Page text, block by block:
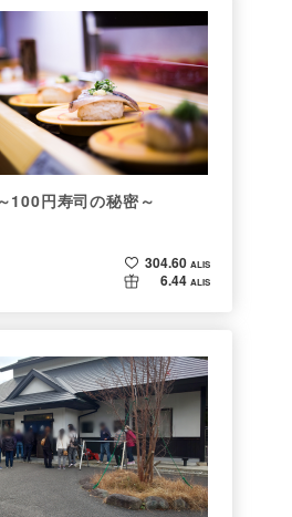
100円寿司の秘密～
304.60 ALIS
6.44 ALIS